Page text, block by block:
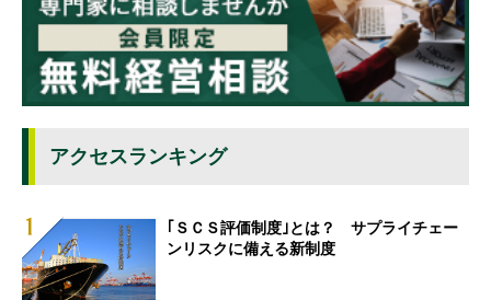
アクセスランキング
｢ＳＣＳ評価制度｣とは？ サプライチェー
ンリスクに備える新制度